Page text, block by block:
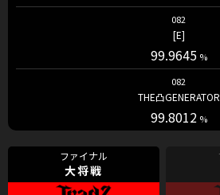
082
[E]
99.9645
082
THE凸GENERATOR
99.8012
大将戦